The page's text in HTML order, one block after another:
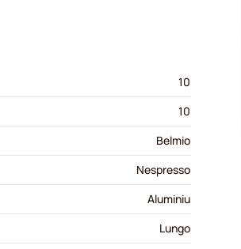
10
10
Belmio
Nespresso
Aluminiu
Lungo